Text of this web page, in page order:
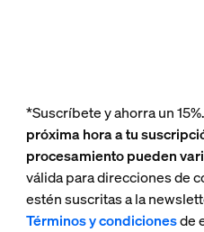
*Suscríbete y ahorra un 15%.
próxima hora a tu
procesamiento pueden
válida para direcciones de
estén suscritas a la
Términos y condicionesde